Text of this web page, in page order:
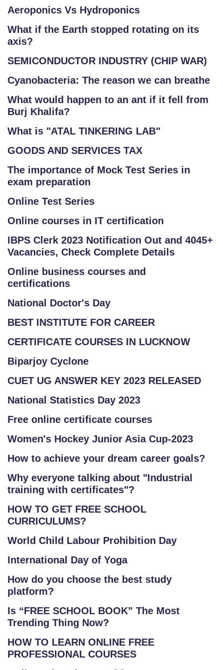
Aeroponics Vs Hydroponics
What if the Earth stopped rotating on its
axis?
SEMICONDUCTOR INDUSTRY (CHIP WAR)
Cyanobacteria: The reason we can breathe
What would happen to an ant if it fell from
Burj Khalifa?
What is "ATAL TINKERING LAB"
GOODS AND SERVICES TAX
The importance of Mock Test Series in
exam preparation
Online Test Series
Online courses in IT certification
IBPS Clerk 2023 Notification Out and 4045+
Vacancies, Check Complete Details
Online business courses and
certifications
National Doctor's Day
BEST INSTITUTE FOR CAREER
CERTIFICATE COURSES IN LUCKNOW
Biparjoy Cyclone
CUET UG ANSWER KEY 2023 RELEASED
National Statistics Day 2023
Free online certificate courses
Women's Hockey Junior Asia Cup-2023
How to achieve your dream career goals?
Why everyone talking about "Industrial
training with certificates"?
HOW TO GET FREE SCHOOL
CURRICULUMS?
World Child Labour Prohibition Day
International Day of Yoga
How do you choose the best study
platform?
Is “FREE SCHOOL BOOK” The Most
Trending Thing Now?
HOW TO LEARN ONLINE FREE
PROFESSIONAL COURSES